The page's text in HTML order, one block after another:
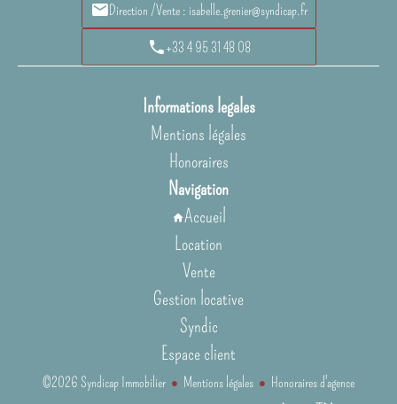
Direction /Vente : isabelle.grenier@syndicap.fr
+33 4 95 31 48 08
Informations legales
Mentions légales
Honoraires
Navigation
Accueil
Location
Vente
Gestion locative
Syndic
Espace client
©2026 Syndicap Immobilier Mentions légales Honoraires d'agence